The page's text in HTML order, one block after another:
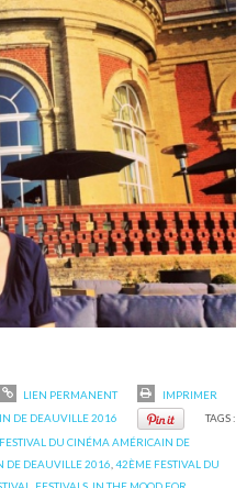
LIEN PERMANENT
IMPRIMER
DE DEAUVILLE 2016
TAGS :
FESTIVAL DU CINÉMA AMÉRICAIN DE
DE DEAUVILLE 2016 ,42ÈME FESTIVAL DU